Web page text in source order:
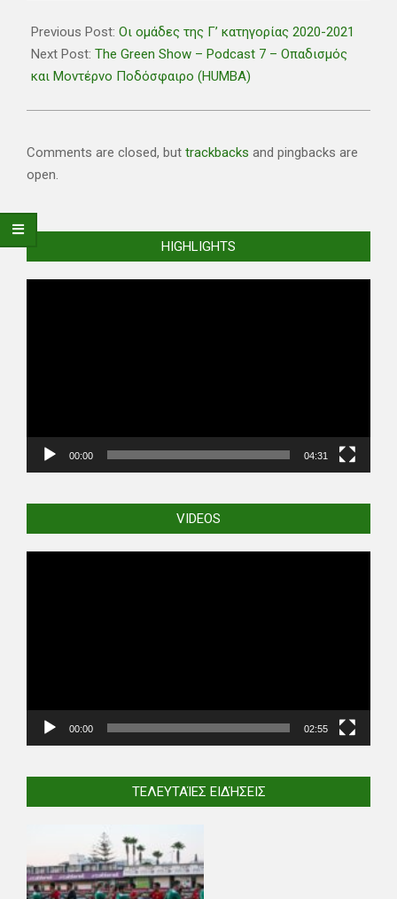
06-
03
Previous Post: Οι ομάδες της Γ’ κατηγορίας 2020-2021
Next Post: The Green Show – Podcast 7 – Οπαδισμός
και Μοντέρνο Ποδόσφαιρο (HUMBA)
Comments are closed, but trackbacks and pingbacks are
open.
HIGHLIGHTS
00:00 04:31
VIDEOS
00:00 02:55
ΤΕΛΕΥΤΑΊΕΣ ΕΙΔΉΣΕΙΣ